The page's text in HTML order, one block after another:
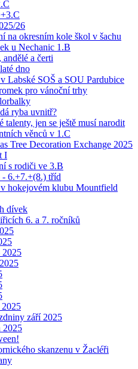
26
na okresním kole škol v šachu
u Nechanic 1.B
a čerti
dno
Labské SOŠ a SOU Pardubice
pro vánoční trhy
ryba uvnitř?
talenty, jen se ještě musí narodit
věnců v 1.C
Tree Decoration Exchange 2025
I
s rodiči ve 3.B
- 6.+7.+(8.) tříd
hokejovém klubu Mountfield
dívek
6. a 7. ročníků
2025
2025
září 2025
2025
skanzenu v Žacléři